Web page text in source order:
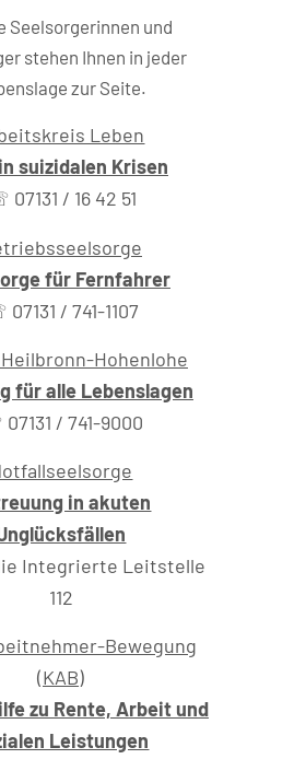
Seelsorgerinnen und
stehen Ihnen in jeder
zur Seite.
Leben
suizidalen Krisen
/ 16 42 51
für Fernfahrer
/ 741-1107
Hohenlohe
für alle Lebenslagen
/ 741-9000
in akuten
Integrierte Leitstelle
112
Bewegung
(KAB)
zu Rente, Arbeit und
Leistungen